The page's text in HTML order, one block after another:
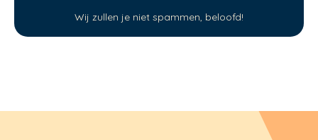
Wij zullen je niet spammen, beloofd!